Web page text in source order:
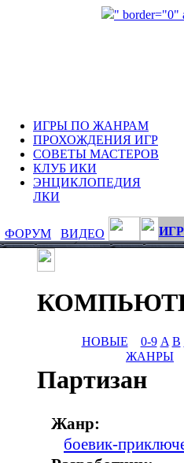
" border="0"
ИГРЫ ПО ЖАНРАМ
ПРОХОЖДЕНИЯ ИГР
СОВЕТЫ МАСТЕРОВ
КЛУБ ИКИ
ЭНЦИКЛОПЕДИЯ
ЛКИ
ФОРУМ ВИДЕО
НОВЫЕ 0-9 A B
ЖАНРЫ
Партизан
Жанр:
боевик-